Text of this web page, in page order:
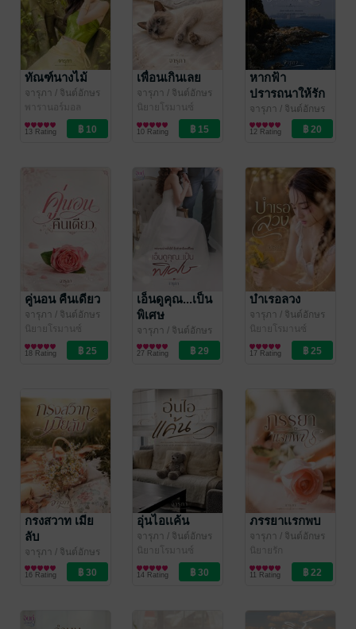
ทัณฑ์นางไม้
จารุภา / จินต์อักษร
สำนักพิมพ์
พารานอร์มอล
โรมานซ์
13 Rating
เพื่อนเกินเลย
จารุภา / จินต์อักษร
สำนักพิมพ์
นิยายโรมานซ์
10 Rating
หากฟ้า
ปรารถนาให้รัก
จารุภา / จินต์อักษร
สำนักพิมพ์
นิยายโรมานซ์
12 Rating
คู่นอน คืนเดียว
จารุภา / จินต์อักษร
สำนักพิมพ์
นิยายโรมานซ์
18 Rating
เอ็นดูคุณ...เป็น
พิเศษ
จารุภา / จินต์อักษร
สำนักพิมพ์
นิยายโรมานซ์
27 Rating
บำเรอลวง
จารุภา / จินต์อักษร
สำนักพิมพ์
นิยายโรมานซ์
17 Rating
กรงสวาท เมีย
ลับ
จารุภา / จินต์อักษร
สำนักพิมพ์
นิยายโรมานซ์
16 Rating
อุ่นไอเเค้น
จารุภา / จินต์อักษร
สำนักพิมพ์
นิยายโรมานซ์
14 Rating
ภรรยาเเรกพบ
จารุภา / จินต์อักษร
สำนักพิมพ์
นิยายรัก
11 Rating